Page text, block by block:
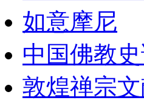
如意摩尼
中国佛教
敦煌禅宗